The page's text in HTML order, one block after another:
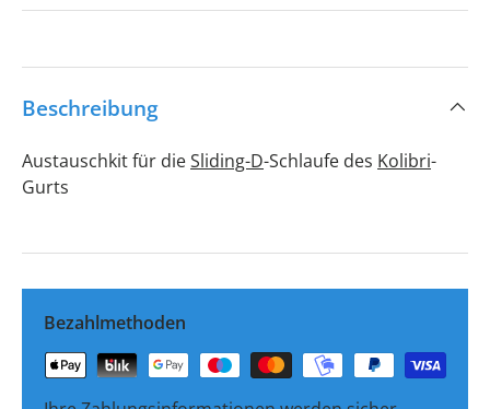
Beschreibung
Austauschkit für dieSliding-D-Schlaufe des Kolibri-
Gurts
Bezahlmethoden